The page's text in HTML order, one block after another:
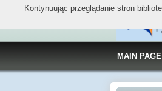
MAIN PAGE
Kontynuując przeglądanie stron